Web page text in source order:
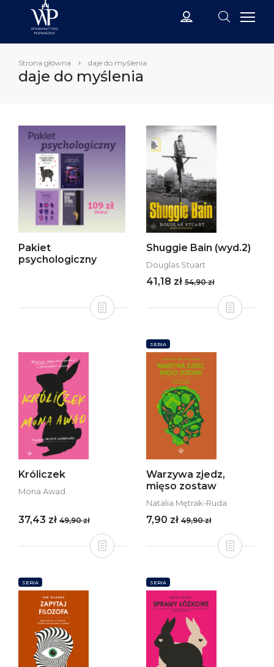
Strona główna daje do myślenia
daje do myślenia
Pakiet
psychologiczny
Shuggie Bain (wyd.2)
Douglas Stuart
41,18 zł 54,90 zł
Króliczek
Mona Awad
37,43 zł 49,90 zł
SERIA
Warzywa zjedz,
mięso zostaw
Natalia Mętrak-Ruda
7,90 zł 49,90 zł
SERIA SERIA